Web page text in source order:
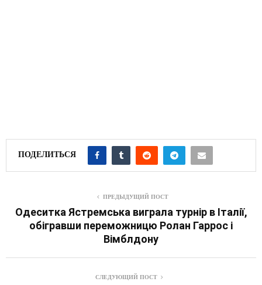
ПОДЕЛИТЬСЯ
ПРЕДЫДУЩИЙ ПОСТ
Одеситка Ястремська виграла турнір в Італії,
обігравши переможницю Ролан Гаррос і
Вімблдону
СЛЕДУЮЩИЙ ПОСТ